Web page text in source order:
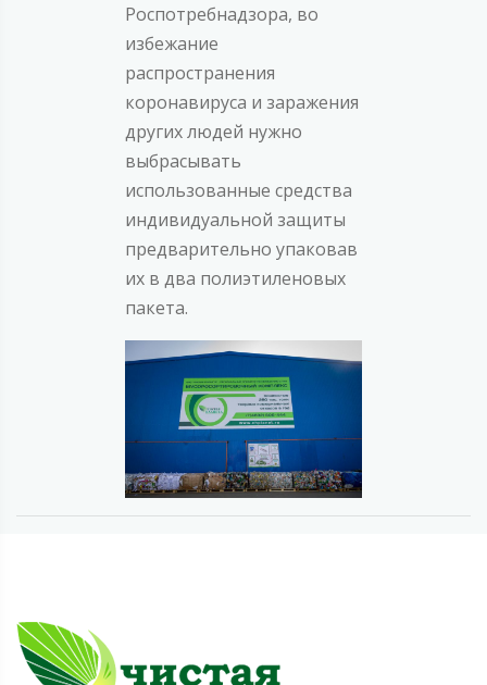
Роспотребнадзора, во
избежание
распространения
коронавируса и заражения
других людей нужно
выбрасывать
использованные средства
индивидуальной защиты
предварительно упаковав
их в два полиэтиленовых
пакета.